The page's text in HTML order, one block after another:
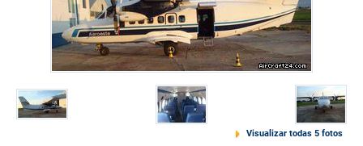
Visualizar todas 5 fotos